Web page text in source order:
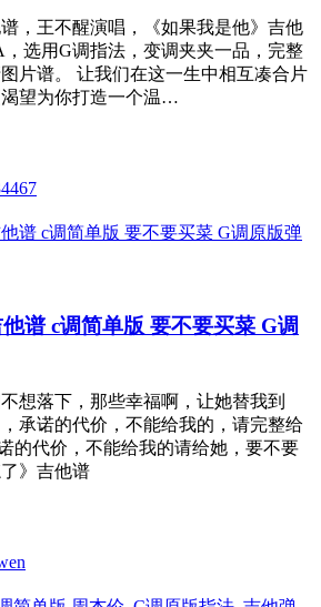
，王不醒演唱，《如果我是他》吉他
选用G调指法，变调夹夹一品，完整
片谱。 让我们在这一生中相互凑合片
望为你打造一个温…
谱 c调简单版 要不要买菜 G调
想落下，那些幸福啊，让她替我到
承诺的代价，不能给我的，请完整给
的代价，不能给我的请给她，要不要
》吉他谱